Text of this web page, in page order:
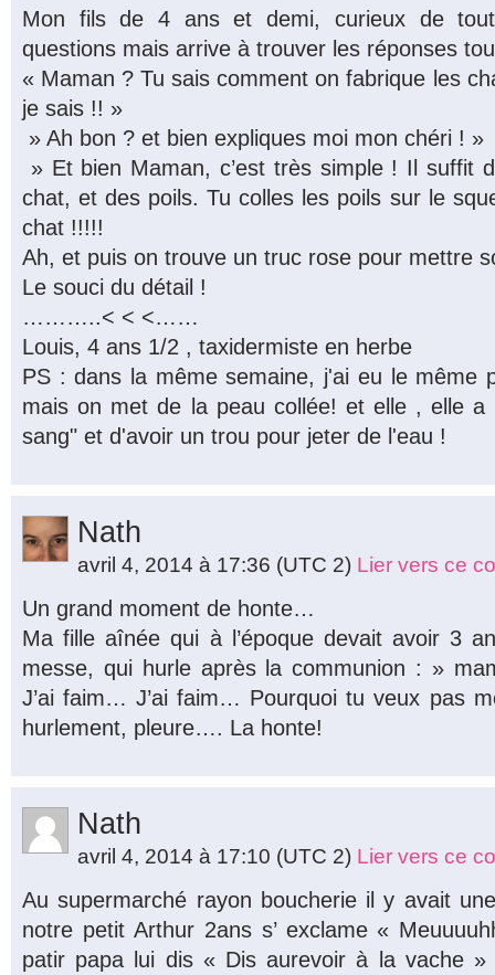
Mon fils de 4 ans et demi, curieux de
questions mais arrive à trouver les réponses
« Maman ? Tu sais comment on fabrique les
je sais !! »
» Ah bon ? et bien expliques moi mon chéri ! »
» Et bien Maman, c’est très simple ! Il suffit
chat, et des poils. Tu colles les poils sur le
chat !!!!!
Ah, et puis on trouve un truc rose pour mettre
Le souci du détail !
………..< < <……
Louis, 4 ans 1/2 , taxidermiste en herbe
PS : dans la même semaine, j'ai eu le même
mais on met de la peau collée! et elle , elle a
sang" et d'avoir un trou pour jeter de l'eau !
Nath
avril 4, 2014 à 17:36 (UTC 2) Lier vers ce
Un grand moment de honte…
Ma fille aînée qui à l’époque devait avoir 3
messe, qui hurle après la communion : »
J’ai faim… J’ai faim… Pourquoi tu veux pas
hurlement, pleure…. La honte!
Nath
avril 4, 2014 à 17:10 (UTC 2) Lier vers ce
Au supermarché rayon boucherie il y avait
notre petit Arthur 2ans s’ exclame «
patir papa lui dis « Dis aurevoir à la vache